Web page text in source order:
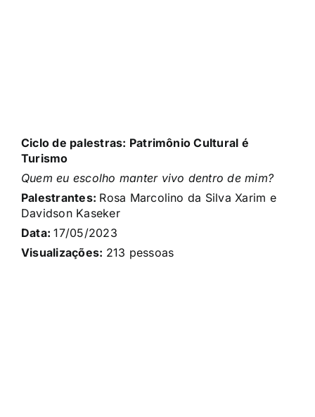
Ciclo de palestras: Patrimônio Cultural é
Turismo
Quem eu escolho manter vivo dentro de mim?
Palestrantes: Rosa Marcolino da Silva Xarim e
Davidson Kaseker
Data:17/05/2023
Visualizações: 213 pessoas